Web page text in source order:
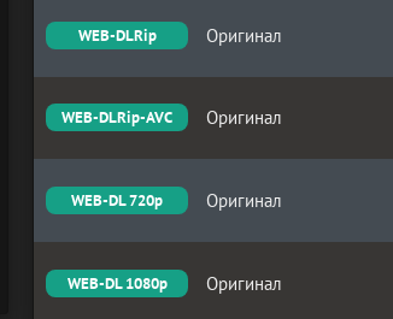
WEB-DLRip Оригинал
WEB-DLRip-AVC Оригинал
WEB-DL 720p Оригинал
WEB-DL 1080p Оригинал